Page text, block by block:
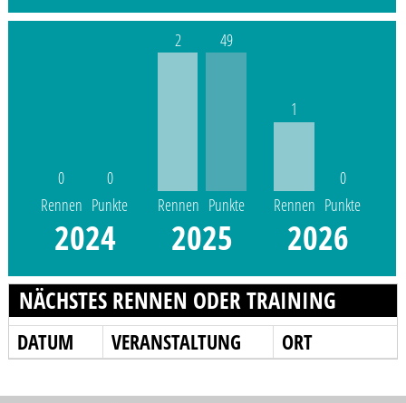
0
Rennen
0
Punkte
2024
2
Rennen
49
Punkte
2025
1
Rennen
0
Punkte
2026
NÄCHSTES RENNEN ODER TRAINING
DATUM VERANSTALTUNG ORT